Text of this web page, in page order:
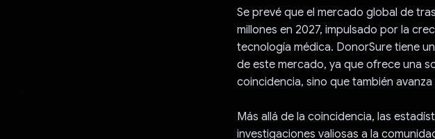
Se prevé que el mercado global de
millones en 2027, impulsado por la
tecnología médica. DonorSure tiene
de este mercado, ya que ofrece una
coincidencia, sino que también
Más allá de la coincidencia, las
investigaciones valiosas a la